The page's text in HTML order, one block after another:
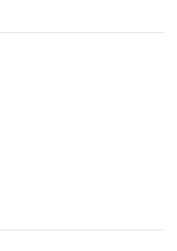
จากหลากหลายอาชีพ
พร่หลายและภาคภูมิใจใน